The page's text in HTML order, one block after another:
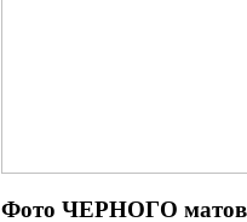
Фото ЧЕРНОГО